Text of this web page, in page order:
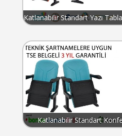
Katlanabilir Standart Yazı
Katlanabilir Standart